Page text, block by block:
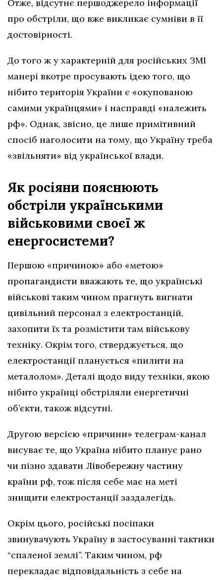
Отже, відсутнє першоджерело інформації
про обстріли, що вже викликає сумніви в її
достовірності.
До того ж у характерній для російських ЗМІ
манері вкотре просувають ідею того, що
нібито територія України є «окупованою
самими українцями» і насправді «належить
рф». Однак, звісно, це лише примітивний
спосіб наголосити на тому, що Україну треба
«звільняти» від української влади.
Як росіяни пояснюють
обстріли українськими
військовими своєї ж
енергосистеми?
Першою «причиною» або «метою»
пропагандисти вважають те, що українські
військові таким чином прагнуть вигнати
цивільний персонал з електростанцій,
захопити їх та розмістити там військову
техніку. Окрім того, стверджується, що
електростанції планується «пилити на
металолом». Деталі щодо виду техніки, якою
нібито українці обстріляли енергетичні
об’єкти, також відсутні.
Другою версією «причини» телеграм-канал
висуває те, що Україна нібито планує рано
чи пізно здавати Лівобережну частину
країни рф, тож після себе має на меті
знищити електростанції заздалегідь.
Окрім цього, російські посіпаки
звинувачують Україну в застосуванні тактики
“спаленої землі”. Таким чином, рф
перекладає відповідальність з себе на